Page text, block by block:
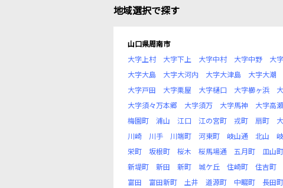
地域選択で探す
山口県周南市
大字上村
大字下上 大字中村 大字中野 大
大字大島
大字大河内 大字大津島 大字大潮
大字戸田
大字栗屋 大字樋口 大字櫛ヶ浜
大字須々万本郷
大字須万 大字馬神 大字高瀬
梅園町
浦山 江口 江の宮町 戎町 扇町
川崎
川手 川端町 河東町 岐山通 北山
栄町
坂根町 桜木 桜馬場通 五月町 皿山町
新堤町
新田 新町 城ケ丘 住崎町 住吉町
富田
富田新町 土井 道源町 中畷町 長田町